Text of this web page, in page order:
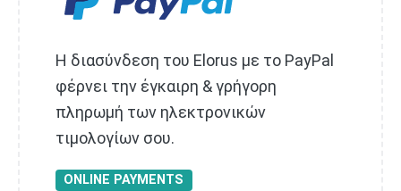
Η διασύνδεση του Elorus με το PayPal
φέρνει την έγκαιρη & γρήγορη
πληρωμή των ηλεκτρονικών
τιμολογίων σου.
ONLINE PAYMENTS